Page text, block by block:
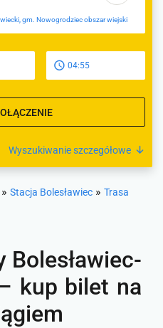
gm. Nowogrodziec obszar wiejski
04:55
Wyszukiwanie szczegółowe
» Stacja Bolesławiec » Trasa
Bolesławiec-
kup bilet na